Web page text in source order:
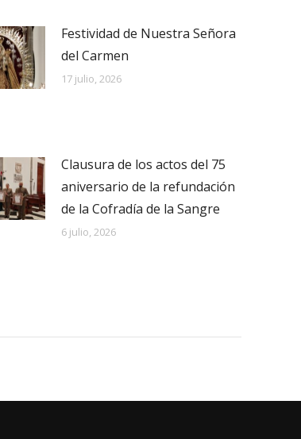
Festividad de Nuestra Señora
del Carmen
17 julio, 2026
Clausura de los actos del 75
aniversario de la refundación
de la Cofradía de la Sangre
6 julio, 2026